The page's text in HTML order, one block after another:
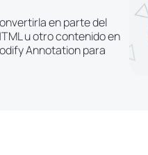
en parte del
u otro contenido en
Annotation para